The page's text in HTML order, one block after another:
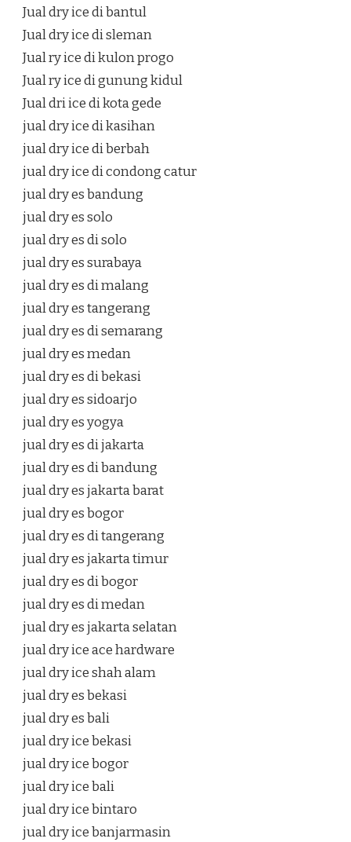
Jual dry ice di bantul
Jual dry ice di sleman
Jual ry ice di kulon progo
Jual ry ice di gunung kidul
Jual dri ice di kota gede
jual dry ice di kasihan
jual dry ice di berbah
jual dry ice di condong catur
jual dry es bandung
jual dry es solo
jual dry es di solo
jual dry es surabaya
jual dry es di malang
jual dry es tangerang
jual dry es di semarang
jual dry es medan
jual dry es di bekasi
jual dry es sidoarjo
jual dry es yogya
jual dry es di jakarta
jual dry es di bandung
jual dry es jakarta barat
jual dry es bogor
jual dry es di tangerang
jual dry es jakarta timur
jual dry es di bogor
jual dry es di medan
jual dry es jakarta selatan
jual dry ice ace hardware
jual dry ice shah alam
jual dry es bekasi
jual dry es bali
jual dry ice bekasi
jual dry ice bogor
jual dry ice bali
jual dry ice bintaro
jual dry ice banjarmasin